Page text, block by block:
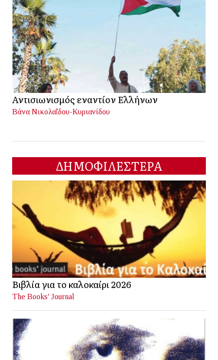
Αντισιωνισμός εναντίον Ελλήνων
Βάνα Νικολαΐδου-Κυριανίδου
ΔΗΜΟΦΙΛΕΣΤΕΡΑ
Βιβλία για το καλοκαίρι 2026
The Books' Journal